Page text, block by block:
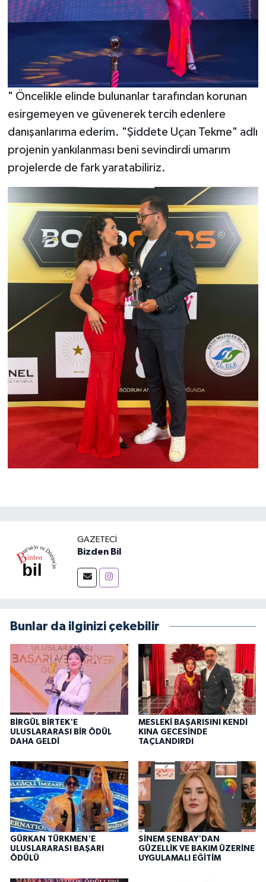
" Öncelikle elinde bulunanlar tarafından korunan
esirgemeyen ve güvenerek tercih edenlere
danışanlarıma ederim. "Şiddete Uçan Tekme" adlı
projenin yankılanması beni sevindirdi umarım
projelerde de fark yaratabiliriz.
GAZETECI
Bizden Bil
Bunlar da ilginizi çekebilir
BİRGÜL BİRTEK'E
ULUSLARARASI BİR ÖDÜL
DAHA GELDİ
MESLEKİ BAŞARISINI KENDİ
KINA GECESİNDE
TAÇLANDIRDI
GÜRKAN TÜRKMEN'E
ULUSLARARASI BAŞARI
ÖDÜLÜ
SİNEM ŞENBAY'DAN
GÜZELLİK VE BAKIM ÜZERİNE
UYGULAMALI EĞİTİM